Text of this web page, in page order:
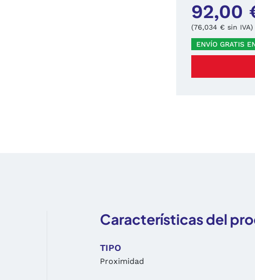
92,00
(76,034 € sin IVA)
ENVÍO GRATIS
Características del
TIPO
Proximidad